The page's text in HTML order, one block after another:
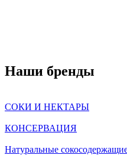
Наши бренды
СОКИ И НЕКТАРЫ
КОНСЕРВАЦИЯ
Натуральные